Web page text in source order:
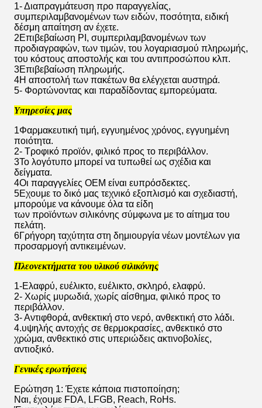
1- Διαπραγμάτευση προ παραγγελίας,
συμπεριλαμβανομένων των ειδών, ποσότητα, ειδική
δέσμη απαίτηση αν έχετε.
2Επιβεβαίωση PI, συμπεριλαμβανομένων των
προδιαγραφών, των τιμών, του λογαριασμού πληρωμής,
του κόστους αποστολής και του αντιπροσώπου κλπ.
3Επιβεβαίωση πληρωμής.
4Η αποστολή των πακέτων θα ελέγχεται αυστηρά.
5- Φορτώνοντας και παραδίδοντας εμπορεύματα.
Υπηρεσίες μας
1Φαρμακευτική τιμή, εγγυημένος χρόνος, εγγυημένη
ποιότητα.
2- Τροφικό προϊόν, φιλικό προς το περιβάλλον.
3Το λογότυπο μπορεί να τυπωθεί ως σχέδια και
δείγματα.
4Οι παραγγελίες OEM είναι ευπρόσδεκτες.
5Εχουμε το δικό μας τεχνικό εξοπλισμό και σχεδιαστή,
μπορούμε να κάνουμε όλα τα είδη
των προϊόντων σιλικόνης σύμφωνα με το αίτημα του
πελάτη.
6Γρήγορη ταχύτητα στη δημιουργία νέων μοντέλων για
προσαρμογή αντικειμένων.
Πλεονεκτήματα του υλικού σιλικόνης
1-Ελαφρύ, ευέλικτο, ευέλικτο, σκληρό, ελαφρύ.
2- Χωρίς μυρωδιά, χωρίς αίσθημα, φιλικό προς το
περιβάλλον.
3- Αντιφθορά, ανθεκτική στο νερό, ανθεκτική στο λάδι.
4.υψηλής αντοχής σε θερμοκρασίες, ανθεκτικό στο
χρώμα, ανθεκτικό στις υπεριώδεις ακτινοβολίες,
αντιοξικό.
Γενικές ερωτήσεις
Ερώτηση 1: Έχετε κάποια πιστοποίηση;
Ναι, έχουμε FDA, LFGB, Reach, RoHs.